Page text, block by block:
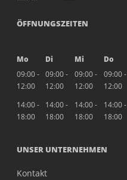
ÖFFNUNGSZEITEN
Mo Di Mi Do
09:00 -
12:00
09:00 -
12:00
09:00 -
12:00
09:00 -
12:00
14:00 -
18:00
14:00 -
18:00
14:00 -
18:00
14:00 -
18:00
UNSER UNTERNEHMEN
Kontakt